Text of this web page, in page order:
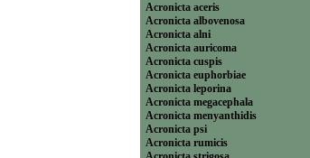
Acronicta aceris
Acronicta albovenosa
Acronicta alni
Acronicta auricoma
Acronicta cuspis
Acronicta euphorbiae
Acronicta leporina
Acronicta megacephala
Acronicta menyanthidis
Acronicta psi
Acronicta rumicis